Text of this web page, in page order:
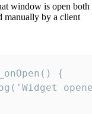
window is open
manually by a client
{